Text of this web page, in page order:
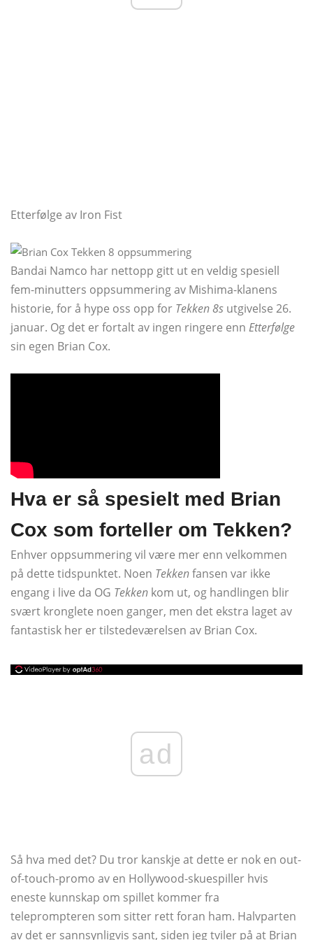
Etterfølge av Iron Fist
Bandai Namco har nettopp gitt ut en veldig spesiell
fem-minutters oppsummering av Mishima-klanens
historie, for å hype oss opp for Tekken 8s utgivelse 26.
januar. Og det er fortalt av ingen ringere enn Etterfølge
sin egen Brian Cox.
Hva er så spesielt med Brian
Cox som forteller om Tekken?
Enhver oppsummering vil være mer enn velkommen
på dette tidspunktet. Noen Tekkenfansen var ikke
engang i live da OG Tekken kom ut, og handlingen blir
svært kronglete noen ganger, men det ekstra laget av
fantastisk her er tilstedeværelsen av Brian Cox.
ad
Så hva med det? Du tror kanskje at dette er nok en out-
of-touch-promo av en Hollywood-skuespiller hvis
eneste kunnskap om spillet kommer fra
teleprompteren som sitter rett foran ham. Halvparten
av det er sannsynligvis sant, siden jeg tviler på at Brian